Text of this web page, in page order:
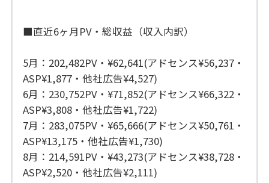
■直近6ヶ月PV・総収益（収入内訳）
5月：202,482PV・¥62,641(アドセンス¥56,237・
ASP¥1,877・他社広告¥4,527)
6月：230,752PV・¥71,852(アドセンス¥66,322・
ASP¥3,808・他社広告¥1,722)
7月：283,075PV・¥65,666(アドセンス¥50,761・
ASP¥13,175・他社広告¥1,730)
8月：214,591PV・¥43,273(アドセンス¥38,728・
ASP¥2,520・他社広告¥2,111)